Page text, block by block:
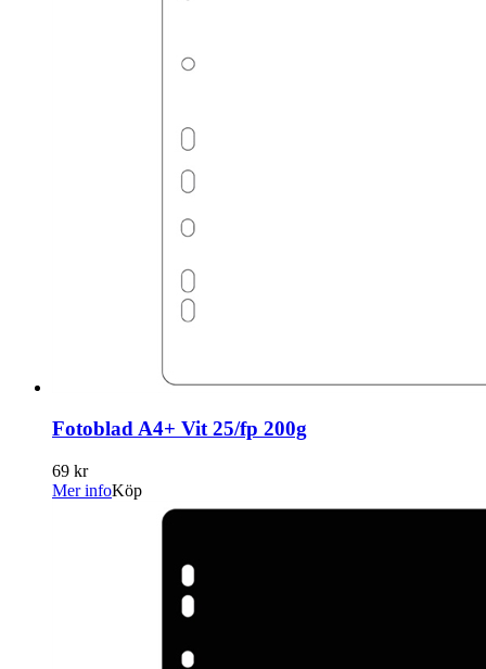
Fotoblad A4+ Vit 25/fp 200g
69 kr
Mer infoKöp